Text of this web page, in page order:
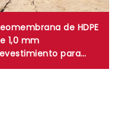
de HDPE
1,0 mm
para
de granjas de